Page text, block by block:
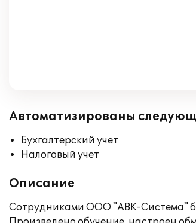
Автоматизированы
Бухгалтерский учет
Налоговый учет
Описание
Сотрудниками ООО "АВК-Cистема"